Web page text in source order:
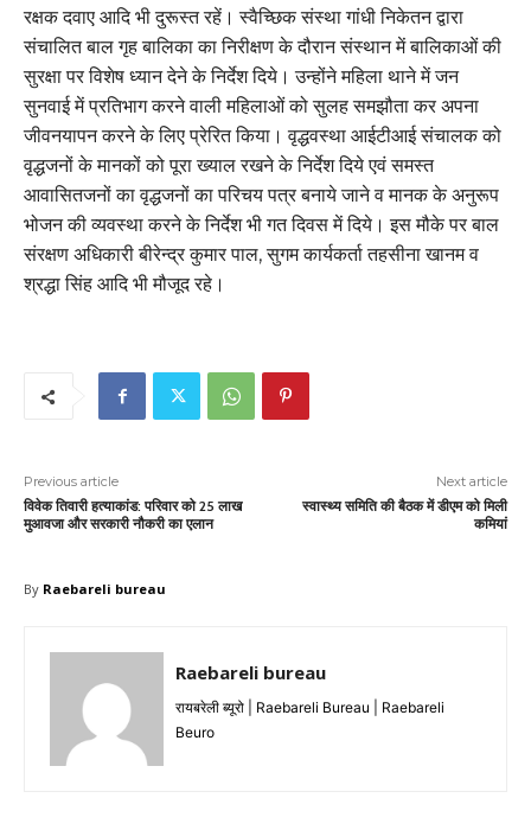
रक्षक दवाए आदि भी दुरूस्त रहें। स्वैच्छिक संस्था गांधी निकेतन द्वारा
संचालित बाल गृह बालिका का निरीक्षण के दौरान संस्थान में बालिकाओं की
सुरक्षा पर विशेष ध्यान देने के निर्देश दिये। उन्होंने महिला थाने में जन
सुनवाई में प्रतिभाग करने वाली महिलाओं को सुलह समझौता कर अपना
जीवनयापन करने के लिए प्रेरित किया। वृद्धवस्था आईटीआई संचालक को
वृद्धजनों के मानकों को पूरा ख्याल रखने के निर्देश दिये एवं समस्त
आवासितजनों का वृद्धजनों का परिचय पत्र बनाये जाने व मानक के अनुरूप
भोजन की व्यवस्था करने के निर्देश भी गत दिवस में दिये। इस मौके पर बाल
संरक्षण अधिकारी बीरेन्द्र कुमार पाल, सुगम कार्यकर्ता तहसीना खानम व
श्रद्धा सिंह आदि भी मौजूद रहे।
Previous article
विवेक तिवारी हत्याकांड: परिवार को 25 लाख
मुआवजा और सरकारी नौकरी का एलान
Next article
स्वास्थ्य समिति की बैठक में डीएम को मिली
कमियां
By Raebareli bureau
Raebareli bureau
रायबरेली ब्यूरो | Raebareli Bureau | Raebareli
Beuro